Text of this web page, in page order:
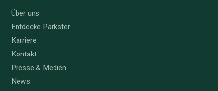
Über uns
Entdecke Parkster
Karriere
Kontakt
Presse & Medien
News